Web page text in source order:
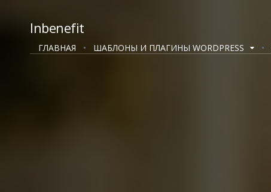
Inbenefit
ГЛАВНАЯ ШАБЛОНЫ И ПЛАГИНЫ WORDPRESS